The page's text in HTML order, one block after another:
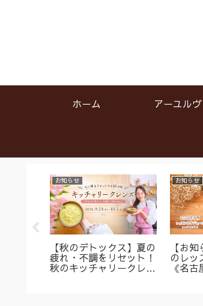
ホーム アーユル
お知らせ
【秋のデトックス】夏の
疲れ・不調をリセット！
秋のキッチャリークレン
お知らせ
【お
のレッ
《名